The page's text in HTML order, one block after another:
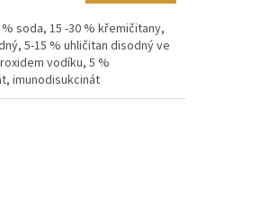
soda, 15 -30 % křemičitany,
5-15 % uhličitan disodný ve
vodíku, 5 %
imunodisukcinát